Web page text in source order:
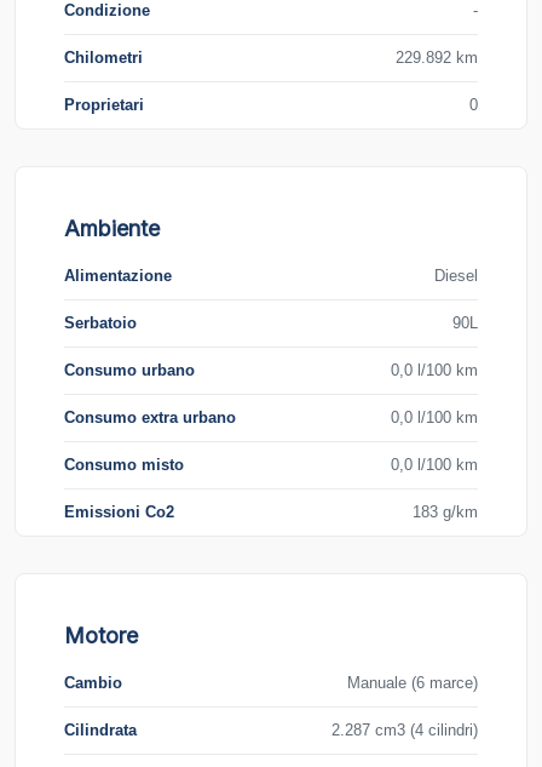
Condizione -
Chilometri 229.892 km
Proprietari 0
Ambiente
Alimentazione Diesel
Serbatoio 90L
Consumo urbano 0,0 l/100 km
Consumo extra urbano 0,0 l/100 km
Consumo misto 0,0 l/100 km
Emissioni Co2 183 g/km
Motore
Cambio Manuale (6 marce)
Cilindrata 2.287 cm3 (4 cilindri)